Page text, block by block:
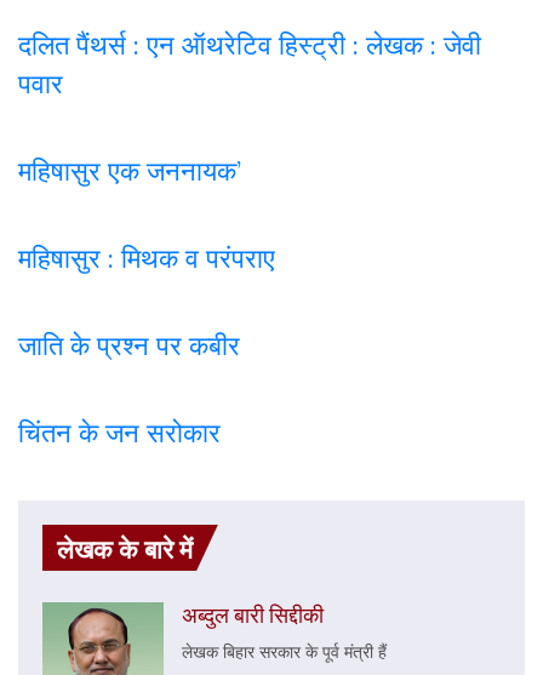
दलित पैंथर्स : एन ऑथरेटिव हिस्ट्री : लेखक : जेवी
पवार
महिषासुर एक जननायक’
महिषासुर : मिथक व परंपराए
जाति के प्रश्न पर कबीर
चिंतन के जन सरोकार
लेखक के बारे में
अब्दुल बारी सिद्दीकी
लेखक बिहार सरकार के पूर्व मंत्री हैं